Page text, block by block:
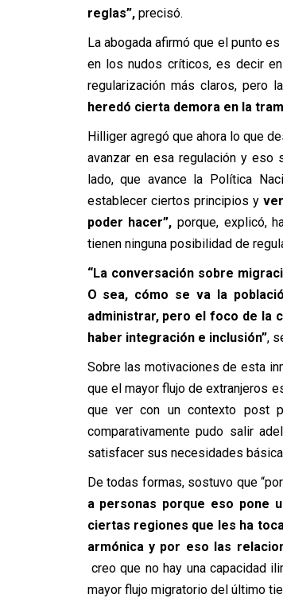
reglas”,precisó.
La abogada afirmó que el punto
en los nudos críticos, es decir
regularización más claros, pero
heredó cierta demora en la
Hilliger agregó que ahora lo que
avanzar en esa regulación y
lado, que avance la Política
establecer ciertos principios y
poder hacer”, porque, explicó,
tienen ninguna posibilidad de
“La conversación sobre
O sea, cómo se va la
administrar, pero el foco de la
haber integración e inclusión”,
Sobre las motivaciones de esta
que el mayor flujo de extranjeros
que ver con un contexto post
comparativamente pudo salir
satisfacer sus necesidades
De todas formas, sostuvo que
a personas porque eso pone
ciertas regiones que les ha
armónica y por eso las
creo que no hay una capacidad
mayor flujo migratorio del último